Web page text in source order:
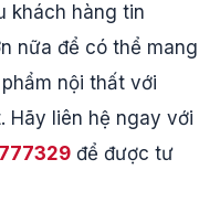
khách hàng tin
nữa để có thể mang
nội thất với
Hãy liên hệ ngay với
để được tư